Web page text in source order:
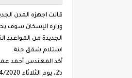
قالت اجهزه المدن
وزارة الإسكان سوف
استلام شقق جنة.
25، يوم الثلاثاء 7/4/2020، ووحدات العمارة رقم 26، يوم الأربعاء 8/4/2020.